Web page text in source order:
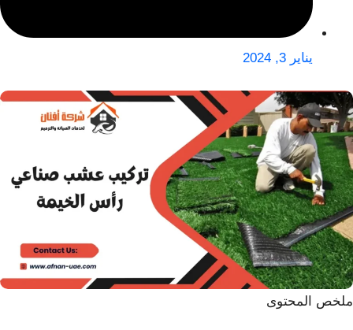
يناير 3, 2024
ملخص المحتوى